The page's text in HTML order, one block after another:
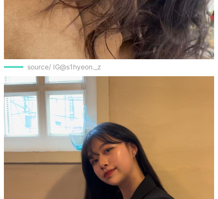
source/ IG@s1hyeon._z